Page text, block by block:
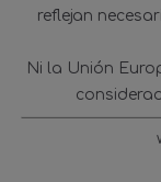
reflejan
Ni la Unión